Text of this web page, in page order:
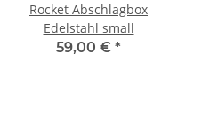
Rocket Abschlagbox
Edelstahl small
59,00 € *